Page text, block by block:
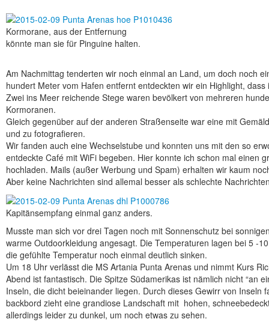
Kormorane, aus der Entfernung
könnte man sie für Pinguine halten.
Am Nachmittag tenderten wir noch einmal an Land, um doch noch
hundert Meter vom Hafen entfernt entdeckten wir ein Highlight,
Zwei ins Meer reichende Stege waren bevölkert von mehreren
Kormoranen.
Gleich gegenüber auf der anderen Straßenseite war eine mit
und zu fotografieren.
Wir fanden auch eine Wechselstube und konnten uns mit den so
entdeckte Café mit WiFi begeben. Hier konnte ich schon mal einen
hochladen. Mails (außer Werbung und Spam) erhalten wir kaum
Aber keine Nachrichten sind allemal besser als schlechte
Kapitänsempfang einmal ganz anders.
Musste man sich vor drei Tagen noch mit Sonnenschutz bei
warme Outdoorkleidung angesagt. Die Temperaturen lagen bei 5 -
die gefühlte Temperatur noch einmal deutlich sinken.
Um 18 Uhr verlässt die MS Artania Punta Arenas und nimmt Kurs
Abend ist fantastisch. Die Spitze Südamerikas ist nämlich nicht “an
Inseln, die dicht beieinander liegen. Durch dieses Gewirr von Inseln
backbord zieht eine grandiose Landschaft mit hohen,
allerdings leider zu dunkel, um noch etwas zu sehen.